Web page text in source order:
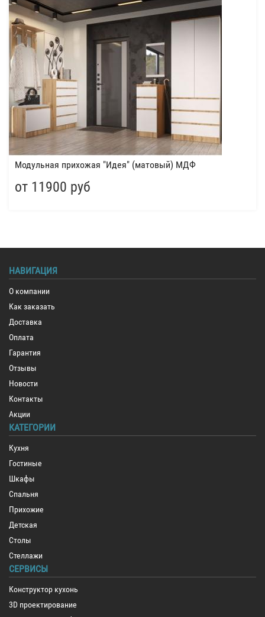
Модульная прихожая "Идея" (матовый) МДФ
от 11900 руб
НАВИГАЦИЯ
О компании
Как заказать
Доставка
Оплата
Гарантия
Отзывы
Новости
Контакты
Акции
КАТЕГОРИИ
Кухня
Гостиные
Шкафы
Спальня
Прихожие
Детская
Столы
Стеллажи
СЕРВИСЫ
Конструктор кухонь
3D проектирование